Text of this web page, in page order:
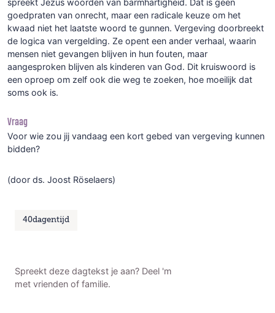
goedpraten van onrecht, maar een radicale keuze om het
kwaad niet het laatste woord te gunnen. Vergeving doorbreekt
de logica van vergelding. Ze opent een ander verhaal, waarin
mensen niet gevangen blijven in hun fouten, maar
aangesproken blijven als kinderen van God. Dit kruiswoord is
een oproep om zelf ook die weg te zoeken, hoe moeilijk dat
soms ook is.
Vraag
Voor wie zou jij vandaag een kort gebed van vergeving kunnen
bidden?
(door ds. Joost Röselaers)
40dagentijd
Spreekt deze dagtekst je aan? Deel 'm
met vrienden of familie.